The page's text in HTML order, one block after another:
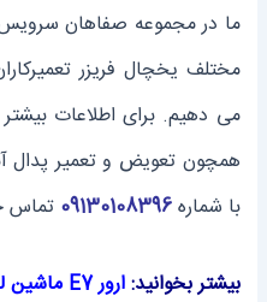
ما در مجموعه صفاهان
مختلف یخچال فریزر
می دهیم. برای اطلاعات
همچون تعویض و تعمیر پدال
با شماره09130108396 تماس
بیشتر بخوانید:ارور E7 ماشین لباسشویی دوو